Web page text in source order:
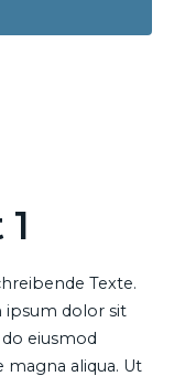
Texte.
ipsum dolor sit
eiusmod
aliqua. Ut